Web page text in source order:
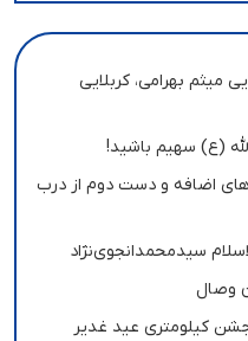
میثم بهرامی، کربلایی
(ع) سهیم باشید!
اضافه و دست دوم از درب
سیدمحمدانجوی‌نژاد
وصال
کیلومتری عید غدیر